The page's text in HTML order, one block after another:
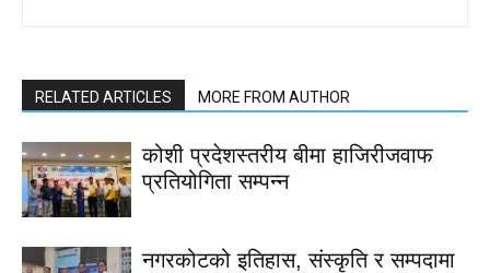
RELATED ARTICLES MORE FROM AUTHOR
कोशी प्रदेशस्तरीय बीमा हाजिरीजवाफ
प्रतियोगिता सम्पन्न
नगरकोटको इतिहास, संस्कृति र सम्पदामा